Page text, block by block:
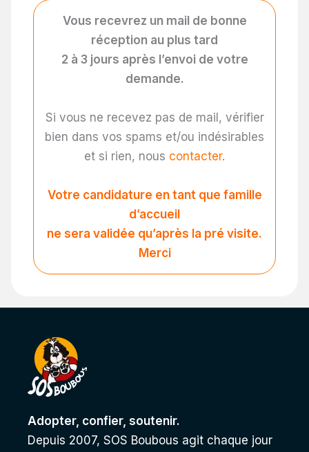
Vous recevrez un mail de bonne
réception au plus tard
2 à 3 jours après l’envoi de votre
demande.
Si vous ne recevez pas de mail, vérifier
bien dans vos spams et/ou indésirables
et si rien, nous contacter.
Votre candidature en tant que famille
d’accueil
ne sera validée qu’après la pré visite.
Merci
Adopter, confier, soutenir.
Depuis 2007, SOS Boubous agit chaque jour